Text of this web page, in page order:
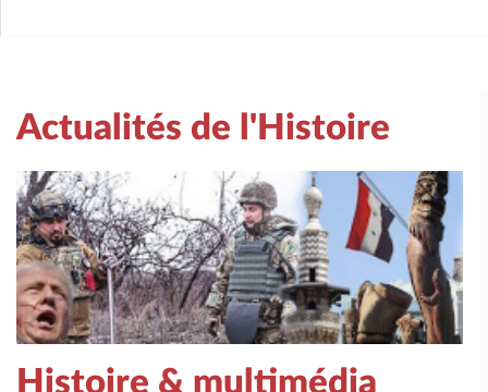
Actualités de l'Histoire
Histoire & multimédia